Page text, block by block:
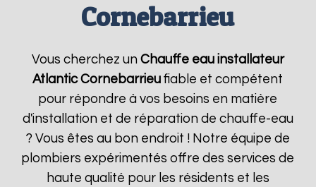
Cornebarrieu
Vous cherchez un Chauffe eau installateur
Atlantic Cornebarrieu fiable et compétent
pour répondre à vos besoins en matière
d'installation et de réparation de chauffe-eau
? Vous êtes au bon endroit ! Notre équipe de
plombiers expérimentés offre des services de
haute qualité pour les résidents et les